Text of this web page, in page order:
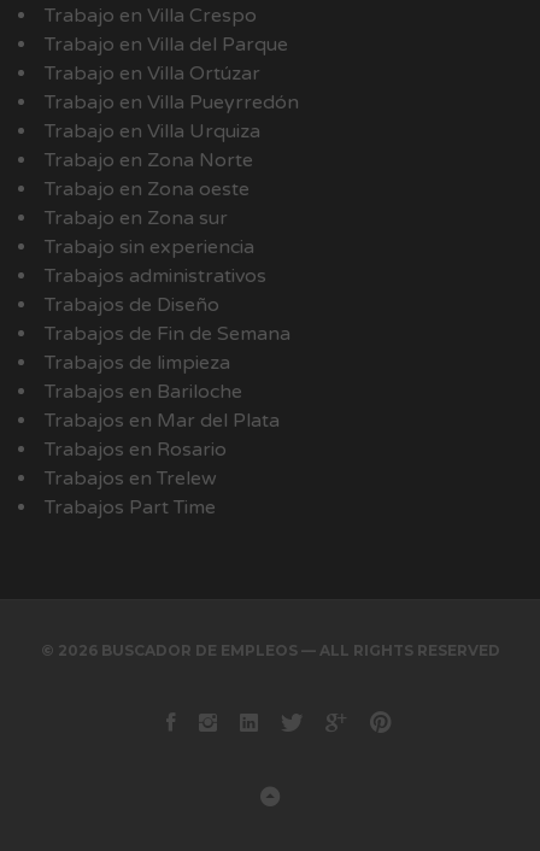
Trabajo en Villa Crespo
Trabajo en Villa del Parque
Trabajo en Villa Ortúzar
Trabajo en Villa Pueyrredón
Trabajo en Villa Urquiza
Trabajo en Zona Norte
Trabajo en Zona oeste
Trabajo en Zona sur
Trabajo sin experiencia
Trabajos administrativos
Trabajos de Diseño
Trabajos de Fin de Semana
Trabajos de limpieza
Trabajos en Bariloche
Trabajos en Mar del Plata
Trabajos en Rosario
Trabajos en Trelew
Trabajos Part Time
© 2026 BUSCADOR DE EMPLEOS — ALL RIGHTS RESERVED
Facebook
instagram
LinkedinTwitterGoogle+